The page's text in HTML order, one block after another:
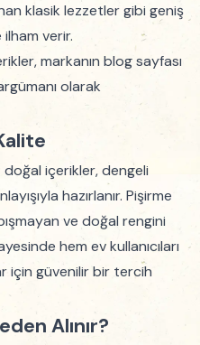
klasik lezzetler gibi geniş
verir.
markanın blog sayfası
olarak
doğal içerikler, dengeli
hazırlanır. Pişirme
ve doğal rengini
hem ev kullanıcıları
için güvenilir bir tercih
Alınır?